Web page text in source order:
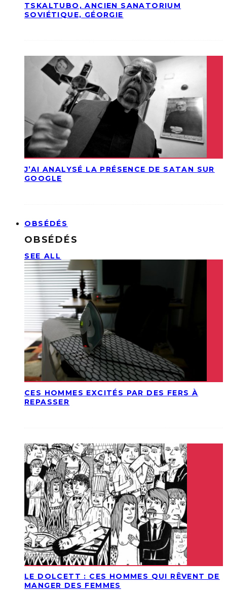
TSKALTUBO, ANCIEN SANATORIUM
SOVIÉTIQUE, GÉORGIE
J’AI ANALYSÉ LA PRÉSENCE DE SATAN SUR
GOOGLE
OBSÉDÉS
OBSÉDÉS
SEE ALL
CES HOMMES EXCITÉS PAR DES FERS À
REPASSER
LE DOLCETT : CES HOMMES QUI RÊVENT DE
MANGER DES FEMMES